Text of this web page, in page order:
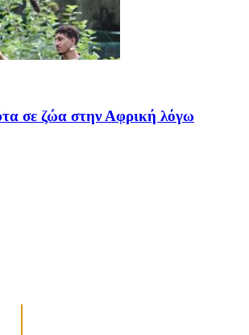
σε ζώα στην Αφρική λόγω